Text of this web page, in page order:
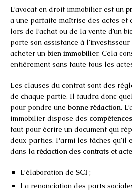
L’avocat en droit immobilier est un
a une parfaite maîtrise des actes et
lors de l’achat ou de la vente d’un
porte son assistance à
acheter un bien immobilier. Cela
entièrement sans faute tous les
Les clauses du contrat sont des
de chaque partie. Il faudra donc
pour pondre une bonne rédaction.
immobilier dispose des
faut pour écrire un document qui
deux parties. Parmi les tâches qu’il
dans la rédaction des contrats et
L’élaboration de SCI ;
La renonciation des parts